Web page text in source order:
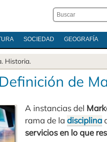
SOCIEDAD GEOGRAFÍA
. Historia.
Definición de
A instancias del
rama de la disciplina
servicios en lo que